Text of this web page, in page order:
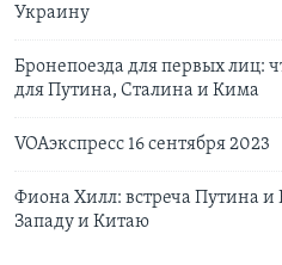
Украину
Бронепоезда для первых лиц:
для Путина, Сталина и Кима
VOAэкспресс 16 сентября 2023
Фиона Хилл: встреча Путина
Западу и Китаю